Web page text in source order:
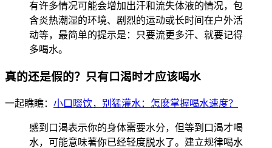
有许多情况可能会增加出汗和流失体液的情况，包
含炎热潮湿的环境、剧烈的运动或长时间在户外活
动等，最简单的提示是：只要流更多汗、就要记得
多喝水。
真的还是假的？只有口渴时才应该喝水
一起瞧瞧： 小口啜饮，别猛灌水：怎麽掌握喝水速度？
感到口渴表示你的身体需要水分，但等到口渴才喝
水，可能意味著你已经轻度脱水了。建立规律喝水